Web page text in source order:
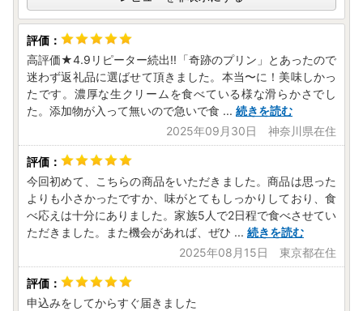
高評価★4.9リピーター続出!!「奇跡のプリン」とあったので
迷わず返礼品に選ばせて頂きました。本当〜に！美味しかっ
たです。濃厚な生クリームを食べている様な滑らかさでし
た。添加物が入って無いので急いで食 ... 続きを読む
2025年09月30日 神奈川県在住
今回初めて、こちらの商品をいただきました。商品は思った
よりも小さかったですか、味がとてもしっかりしており、食
べ応えは十分にありました。家族5人で2日程で食べさせてい
ただきました。また機会があれば、ぜひ ... 続きを読む
2025年08月15日 東京都在住
申込みをしてからすぐ届きました